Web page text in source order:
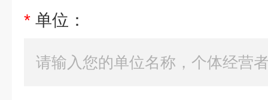
* 单位：